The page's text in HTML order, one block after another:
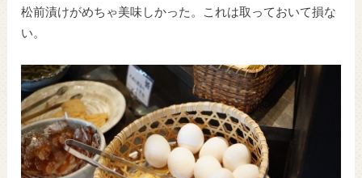
松前漬けがめちゃ美味しかった。これは取っておいて損な
い。